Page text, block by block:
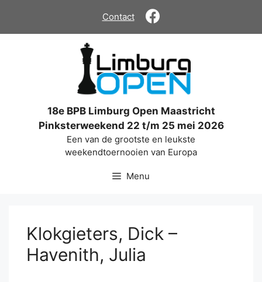
de
Contact
18e BPB Limburg Open Maastricht
Pinksterweekend 22 t/m 25 mei 2026
Een van de grootste en leukste
weekendtoernooien van Europa
Menu
Klokgieters, Dick –
Havenith, Julia